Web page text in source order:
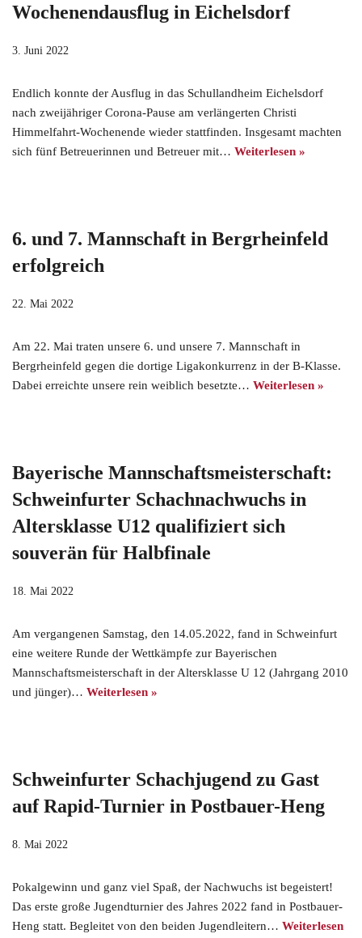
Wochenendausflug in Eichelsdorf
3. Juni 2022
Endlich konnte der Ausflug in das Schullandheim Eichelsdorf
nach zweijähriger Corona-Pause am verlängerten Christi
Himmelfahrt-Wochenende wieder stattfinden. Insgesamt machten
sich fünf Betreuerinnen und Betreuer mit… Weiterlesen »
6. und 7. Mannschaft in Bergrheinfeld
erfolgreich
22. Mai 2022
Am 22. Mai traten unsere 6. und unsere 7. Mannschaft in
Bergrheinfeld gegen die dortige Ligakonkurrenz in der B-Klasse.
Dabei erreichte unsere rein weiblich besetzte… Weiterlesen »
Bayerische Mannschaftsmeisterschaft:
Schweinfurter Schachnachwuchs in
Altersklasse U12 qualifiziert sich
souverän für Halbfinale
18. Mai 2022
Am vergangenen Samstag, den 14.05.2022, fand in Schweinfurt
eine weitere Runde der Wettkämpfe zur Bayerischen
Mannschaftsmeisterschaft in der Altersklasse U 12 (Jahrgang 2010
und jünger)… Weiterlesen »
Schweinfurter Schachjugend zu Gast
auf Rapid-Turnier in Postbauer-Heng
8. Mai 2022
Pokalgewinn und ganz viel Spaß, der Nachwuchs ist begeistert!
Das erste große Jugendturnier des Jahres 2022 fand in Postbauer-
Heng statt. Begleitet von den beiden Jugendleitern… Weiterlesen